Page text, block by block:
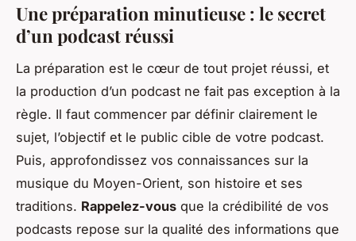
Une préparation minutieuse : le secret
d’un podcast réussi
La préparation est le cœur de tout projet réussi, et
la production d’un podcast ne fait pas exception à la
règle. Il faut commencer par définir clairement le
sujet, l’objectif et le public cible de votre podcast.
Puis, approfondissez vos connaissances sur la
musique du Moyen-Orient, son histoire et ses
traditions. Rappelez-vous que la crédibilité de vos
podcasts repose sur la qualité des informations que